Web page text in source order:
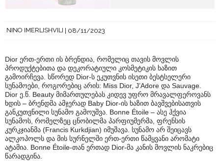
NINO IMERLISHVILI 08/11/2023
Dior ერთ-ერთი ის ბრენდია, რომელიც თავის მოვლის
პროდუქტებითა და დეკორატიული კოსმეტიკის ხაზით
გამოირჩევა. სწორედ Dior-ს ეკუთვნის ისეთი ბესტსელერი
სუნამოები, როგორებიც არის: Miss Dior, J’Adore და Sauvage.
Dior ე.წ. Beauty მიმართულებას კიდევ უფრო მრავალფეროვანს
ხდის – ბრენდმა ამჯერად Baby Dior-ის ხაზით ბავშვებისათვის
განკუთვნილი სუნამო გამოუშვა. Bonne Étoile – ასე ჰქვია
სუნამოს, რომელზეც ცნობილმა პარფიუმერმა, ფრენსის
კურკჯიანმა (Francis Kurkdjian) იმუშავა. სუნამო არ შეიცავს
ალკოჰოლს და მის სურნელში ერთ-ერთი წამყვანი არომატი
ატამია. Bonne Étoile-თან ერთად Dior-მა კანის მოვლის ნაკრებიც
წარადგინა.